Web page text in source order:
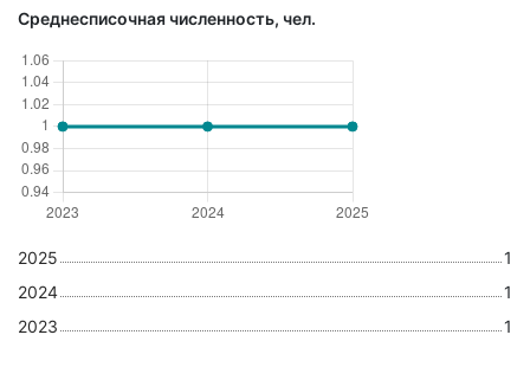
Среднесписочная численность, чел.
2025
1
2024
1
2023
1